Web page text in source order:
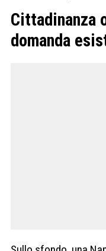
Cittadinanza
domanda